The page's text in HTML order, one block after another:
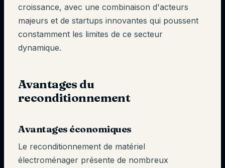
croissance, avec une combinaison d'acteurs
majeurs et de startups innovantes qui poussent
constamment les limites de ce secteur
dynamique.
Avantages du
reconditionnement
Avantages économiques
Le reconditionnement de matériel
électroménager présente de nombreux